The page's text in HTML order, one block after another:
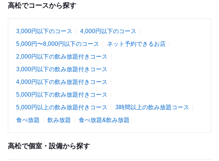
高松でコースから探す
3,000円以下のコース
4,000円以下のコース
5,000円〜8,000円以下のコース
ネット予約できるお店
2,000円以下の飲み放題付きコース
3,000円以下の飲み放題付きコース
4,000円以下の飲み放題付きコース
5,000円以下の飲み放題付きコース
5,000円以上の飲み放題付きコース
3時間以上の飲み放題コース
食べ放題
飲み放題 食べ放題&飲み放題
高松で個室・設備から探す